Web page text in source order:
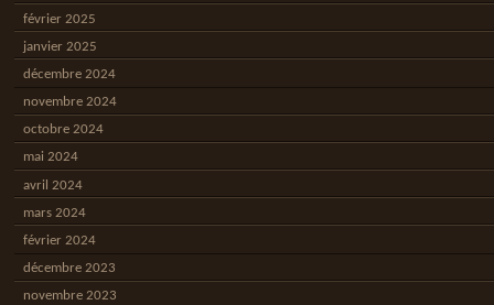
février 2025
janvier 2025
décembre 2024
novembre 2024
octobre 2024
mai 2024
avril 2024
mars 2024
février 2024
décembre 2023
novembre 2023